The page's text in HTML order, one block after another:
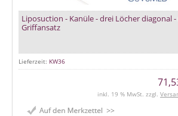
Liposuction - Kanüle - drei Löcher diagonal
Griffansatz
Lieferzeit: KW36
inkl. 19 % MwSt. zzgl.